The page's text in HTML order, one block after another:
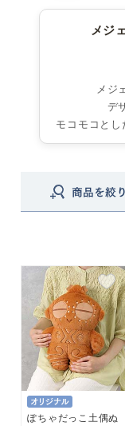
メジ
メジ
デ
モコモコとし
ぽちゃだっこ土偶ぬ